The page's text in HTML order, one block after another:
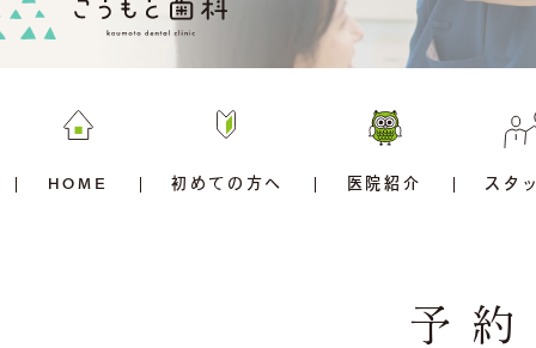
HOME 初めての方へ 医院紹介 スタ
予